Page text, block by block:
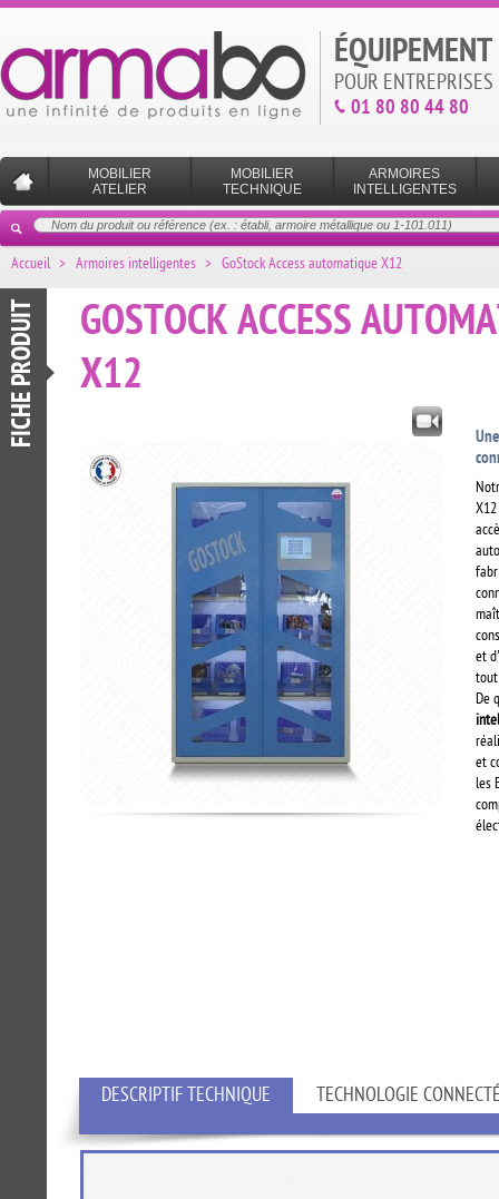
POUR
01 80 80 44 80
MOBILIER
ATELIER
MOBILIER
TECHNIQUE
ARMOIRES
INTELLIGENTES
Accueil > Armoires intelligentes > GoStock Access automatique X12
FICHE PRODUIT
GOSTOCK ACCESS
X12
et
De
et
les
DESCRIPTIF TECHNIQUE TECHNOLOGIE